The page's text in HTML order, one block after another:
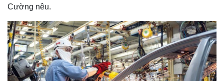
Cường nêu.